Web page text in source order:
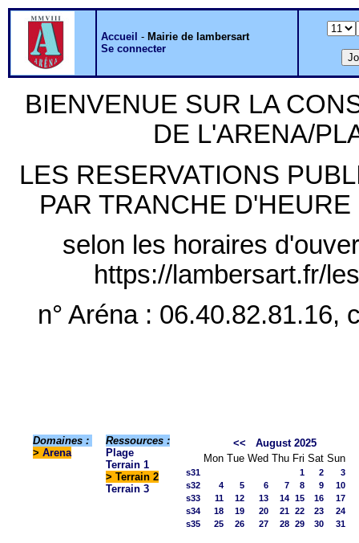
Accueil - Mairie de lambersart
Se connecter
BIENVENUE SUR LA
DE L'ARENA/
LES RESERVATIONS
PAR TRANCHE
selon les horaires
https://lambersart.fr/
n° Aréna : 06.40.82.81.16,
Domaines :
> Arena
Ressources :
Plage
Terrain 1
> Terrain 2
Terrain 3
<<
August 2025
Mon Tue Wed Thu Fri Sat Sun
s31 1 2
3
s32
4 5 6 7 8 9
10
s33
11 12 13 14 15 16
17
s34
18 19 20 21 22 23
24
s35
25 26 27 28 29 30 31